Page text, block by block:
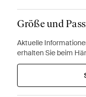
Größe und
Aktuelle
erhalten Sie beim